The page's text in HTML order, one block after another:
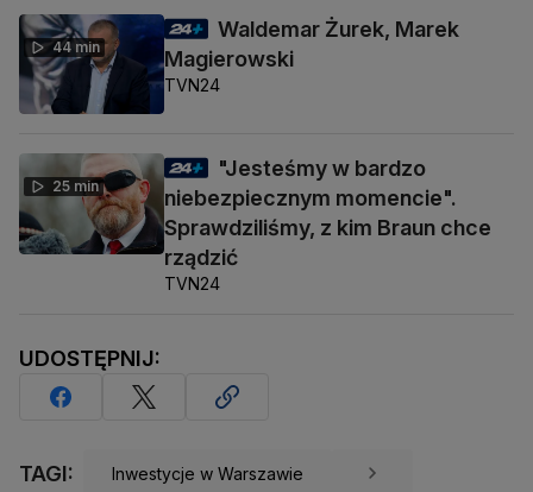
44 min
Waldemar Żurek, Marek
Magierowski
TVN24
25 min
"Jesteśmy w bardzo
niebezpiecznym momencie".
Sprawdziliśmy, z kim Braun chce
rządzić
TVN24
UDOSTĘPNIJ:
TAGI: Inwestycje w Warszawie